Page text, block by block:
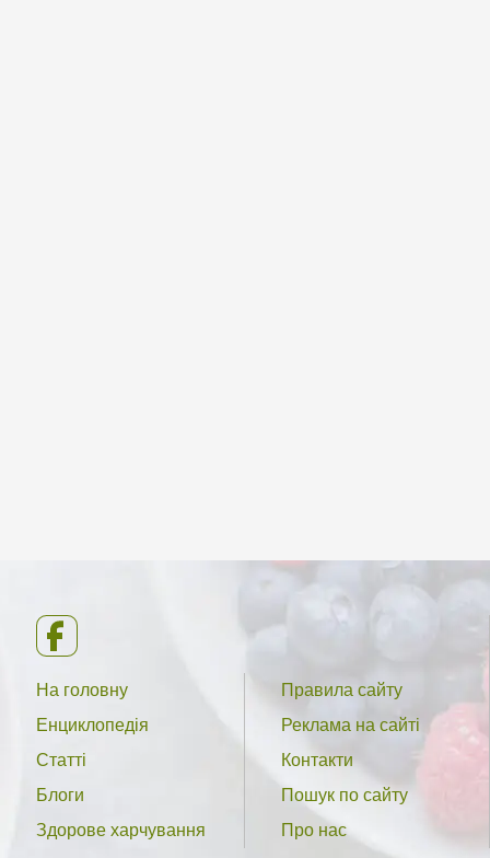
На головну
Енциклопедія
Статті
Блоги
Здорове харчування
Правила сайту
Реклама на сайті
Контакти
Пошук по сайту
Про нас